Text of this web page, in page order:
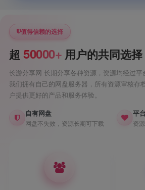
值得信赖的选择
超50000+ 用户的共同选择
长游分享网 长期分享各种资源，资源均经过平
我们拥有自己的网盘服务器，所有资源审核存
户提供更好的产品和服务体验。
自有网盘
网盘不失效，资源长期可下载
平
资